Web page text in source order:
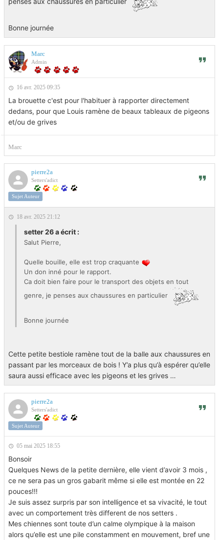
Bonne journée
Marc
Admin
16 avr. 2025 09:35
La brouette c'est pour l'habituer à rapporter directement
dedans, pour que Louis ramène de beaux tableaux de pigeons
et/ou de grives
Marc
pierre2a
Setters'adict
Sujet Auteur
18 avr. 2025 21:12
setter 26 a écrit :
Salut Pierre,
Quelle bouille, elle est trop craquante
Un don inné pour le rapport.
Ca doit bien faire pour le transport des objets en tout
genre, je penses aux chaussures en particulier
Bonne journée
Cette petite bestiole ramène tout de la balle aux chaussures en
passant par les morceaux de bois ! Y’a plus qu’à espérer qu’elle
saura aussi efficace avec les pigeons et les grives …
pierre2a
Setters'adict
Sujet Auteur
05 mai 2025 18:55
Bonsoir
Quelques News de la petite dernière, elle vient d’avoir 3 mois ,
ce ne sera pas un gros gabarit même si elle est montée en 22
pouces!!!
Je suis assez surpris par son intelligence et sa vivacité, le tout
avec un comportement très different de nos setters .
Mes chiennes sont toute d’un calme olympique à la maison
alors qu’elle est une pile constamment en mouvement, bref une